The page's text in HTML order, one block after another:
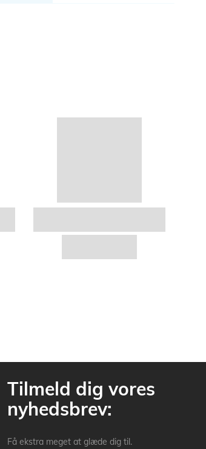
Tilmeld dig vores
nyhedsbrev:
Få ekstra meget at glæde dig til.